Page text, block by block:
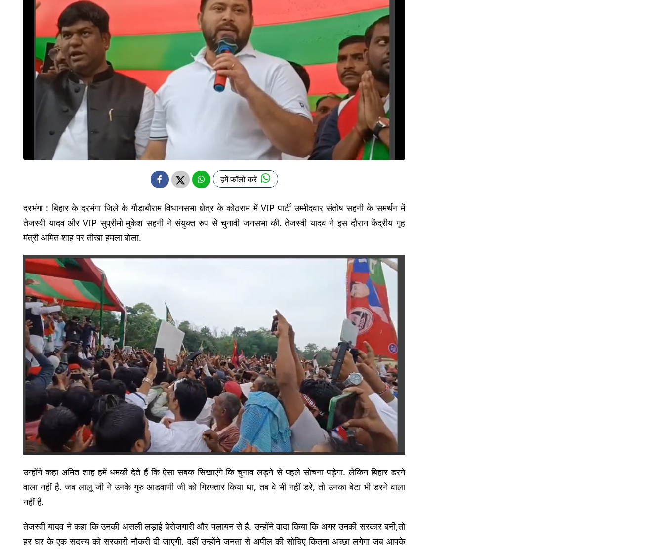
हमें फॉलो करें
दरभंगा : बिहार के दरभंगा जिले के गौड़ाबौराम विधानसभा क्षेत्र के कोठराम में VIP पार्टी उम्मीदवार संतोष सहनी के समर्थन में
तेजस्वी यादव और VIP सुप्रीमो मुकेश सहनी ने संयुक्त रुप से चुनावी जनसभा की. तेजस्वी यादव ने इस दौरान केंद्रीय गृह
मंत्री अमित शाह पर तीखा हमला बोला.
उन्होंने कहा अमित शाह हमें धमकी देते हैं कि ऐसा सबक सिखाएंगे कि चुनाव लड़ने से पहले सोचना पड़ेगा. लेकिन बिहार डरने
वाला नहीं है. जब लालू जी ने उनके गुरु आडवाणी जी को गिरफ्तार किया था, तब वे भी नहीं डरे, तो उनका बेटा भी डरने वाला
नहीं है.
तेजस्वी यादव ने कहा कि उनकी असली लड़ाई बेरोजगारी और पलायन से है. उन्होंने वादा किया कि अगर उनकी सरकार बनी,तो
हर घर के एक सदस्य को सरकारी नौकरी दी जाएगी. वहीं उन्होंने जनता से अपील की सोचिए कितना अच्छा लगेगा जब आपके